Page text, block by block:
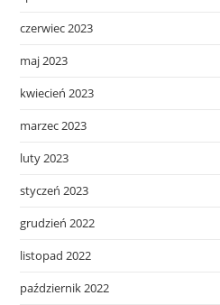
czerwiec 2023
maj 2023
kwiecień 2023
marzec 2023
luty 2023
styczeń 2023
grudzień 2022
listopad 2022
październik 2022